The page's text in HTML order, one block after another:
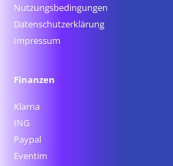
Nutzungsbedingungen
Datenschutz­erklärung
Impressum
Finanzen
Klarna
ING
Paypal
Eventim